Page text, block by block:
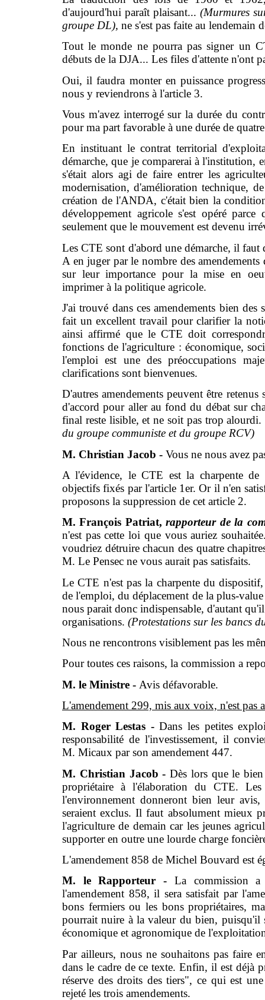
d'aujourd'hui paraît plaisant... (Murmures
groupe DL), ne s'est pas faite au
Tout le monde ne pourra pas signer un
débuts de la DJA... Les files d'attente n'ont
Oui, il faudra monter en puissance
nous y reviendrons à l'article 3.
Vous m'avez interrogé sur la durée du
pour ma part favorable à une durée de
En instituant le contrat territorial
démarche, que je comparerai à l'institution,
s'était alors agi de faire entrer les
modernisation, d'amélioration technique,
création de l'ANDA, c'était bien la
développement agricole s'est opéré
seulement que le mouvement est devenu
Les CTE sont d'abord une démarche, il faut
A en juger par le nombre des
sur leur importance pour la mise en
imprimer à la politique agricole.
J'ai trouvé dans ces amendements bien
fait un excellent travail pour clarifier la
ainsi affirmé que le CTE doit
fonctions de l'agriculture : économique,
l'emploi est une des préoccupations
clarifications sont bienvenues.
D'autres amendements peuvent être
d'accord pour aller au fond du débat sur
final reste lisible, et ne soit pas trop alourdi.
du groupe communiste et du groupe RCV)
M. Christian Jacob - Vous ne nous avez
A l'évidence, le CTE est la charpente
objectifs fixés par l'article 1er. Or il n'en
proposons la suppression de cet article 2.
M. François Patriat,rapporteur de la
n'est pas cette loi que vous auriez
voudriez détruire chacun des quatre
M. Le Pensec ne vous aurait pas satisfaits.
Le CTE n'est pas la charpente du
de l'emploi, du déplacement de la plus-
nous parait donc indispensable, d'autant
organisations. (Protestations sur les bancs
Nous ne rencontrons visiblement pas les
Pour toutes ces raisons, la commission a
M. le Ministre - Avis défavorable.
L'amendement 299, mis aux voix, n'est pas
M. Roger Lestas -Dans les petites
responsabilité de l'investissement, il
M. Micaux par son amendement 447.
M. Christian Jacob -Dès lors que le
propriétaire à l'élaboration du CTE. Les
l'environnement donneront bien leur
seraient exclus. Il faut absolument mieux
l'agriculture de demain car les jeunes
supporter en outre une lourde charge
L'amendement 858 de Michel Bouvard est
M. le Rapporteur - La commission
l'amendement 858, il sera satisfait par
bons fermiers ou les bons propriétaires,
pourrait nuire à la valeur du bien, puisqu'il
économique et agronomique de
Par ailleurs, nous ne souhaitons pas faire
dans le cadre de ce texte. Enfin, il est déjà
réserve des droits des tiers", ce qui est
rejeté les trois amendements.